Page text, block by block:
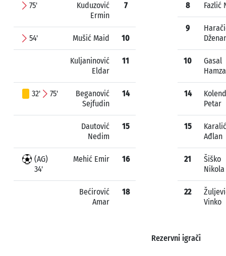
75'
Kuduzović
Ermin
7
54' Mušić Maid 10
Kuljaninović
Eldar
11
32' 75'
Beganović
Sejfudin
14
Dautović
Nedim
15
(AG)
34'
Mehić Emir 16
Bećirović
Amar
18
8 Fazlić
9
10
Gasal
Hamza
14
Petar
15
Karalić
Ađlan
21
Šiško
Nikola
22
Vinko
Rezervni igrači